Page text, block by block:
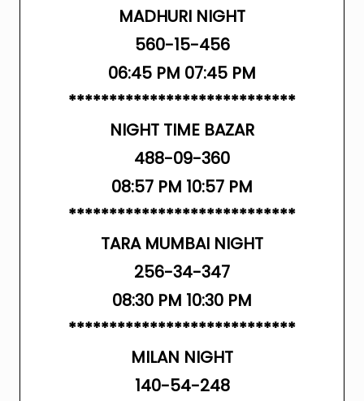
MADHURI NIGHT
560-15-456
06:45 PM 07:45 PM
****************************
NIGHT TIME BAZAR
488-09-360
08:57 PM 10:57 PM
****************************
TARA MUMBAI NIGHT
256-34-347
08:30 PM 10:30 PM
****************************
MILAN NIGHT
140-54-248